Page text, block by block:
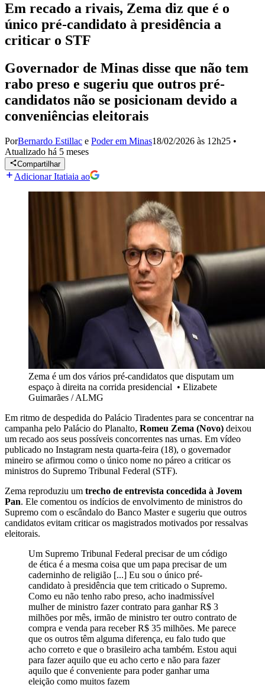
Em recado a rivais, Zema diz que é o
único pré-candidato à presidência a
criticar o STF
Governador de Minas disse que não tem
rabo preso e sugeriu que outros pré-
candidatos não se posicionam devido a
conveniências eleitorais
PorBernardo Estillac e Poder em Minas18/02/2026 às 12h25 •
Atualizado há 5 meses
Compartilhar
Adicionar Itatiaia ao
Zema é um dos vários pré-candidatos que disputam um
espaço à direita na corrida presidencial • Elizabete
Guimarães / ALMG
Em ritmo de despedida do Palácio Tiradentes para se concentrar na
campanha pelo Palácio do Planalto, Romeu Zema (Novo) deixou
um recado aos seus possíveis concorrentes nas urnas. Em vídeo
publicado no Instagram nesta quarta-feira (18), o governador
mineiro se afirmou como o único nome no páreo a criticar os
ministros do Supremo Tribunal Federal (STF).
Zema reproduziu um trecho de entrevista concedida à Jovem
Pan. Ele comentou os indícios de envolvimento de ministros do
Supremo com o escândalo do Banco Master e sugeriu que outros
candidatos evitam criticar os magistrados motivados por ressalvas
eleitorais.
Um Supremo Tribunal Federal precisar de um código
de ética é a mesma coisa que um papa precisar de um
caderninho de religião [...] Eu sou o único pré-
candidato à presidência que tem criticado o Supremo.
Como eu não tenho rabo preso, acho inadmissível
mulher de ministro fazer contrato para ganhar R$ 3
milhões por mês, irmão de ministro ter outro contrato de
compra e venda para receber R$ 35 milhões. Me parece
que os outros têm alguma diferença, eu falo tudo que
acho correto e que o brasileiro acha também. Estou aqui
para fazer aquilo que eu acho certo e não para fazer
aquilo que é conveniente para poder ganhar uma
eleição como muitos fazem